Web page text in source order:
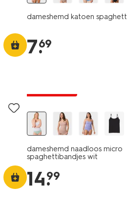
dameshemd katoen
7.
69
dameshemd naadloos micro
spaghettibandjes wit
14.
99